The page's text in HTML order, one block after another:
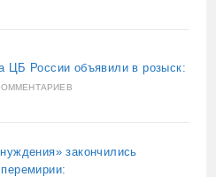
ЦБ России объявили в розыск:
закончились